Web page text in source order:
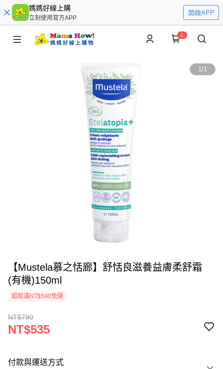
媽媽好線上購
立刻使用官方APP
開啟APP
0
1/1
【Mustela慕之恬廊】舒恬良滋養益膚柔舒霜
(有機)150ml
超取滿NT$590免運
NT$790
NT$535
付款與運送方式